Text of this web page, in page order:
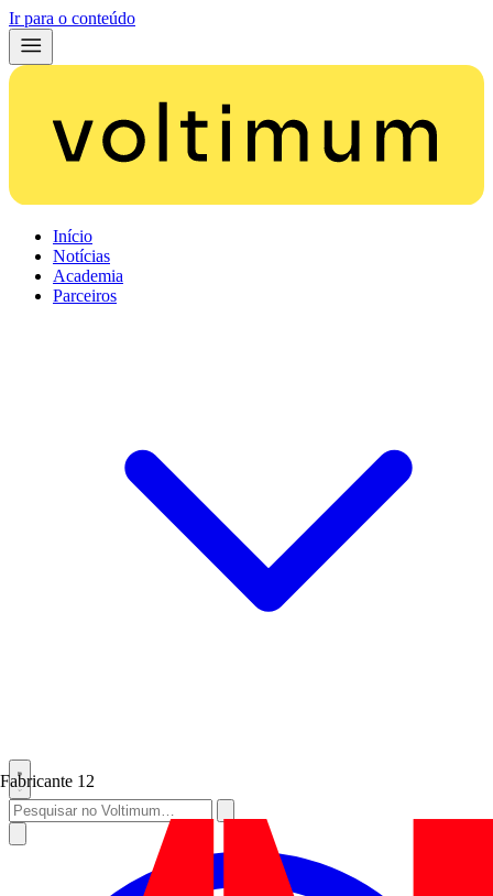
Ir para o conteúdo
Início
Notícias
Academia
Parceiros
Fabricante 12